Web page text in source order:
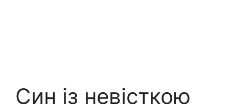
Син із невісткою